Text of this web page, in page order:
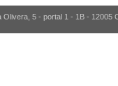
5 - portal 1 - 1B - 12005